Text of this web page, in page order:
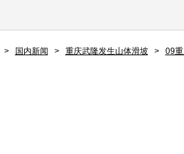
> 国内新闻 > 重庆武隆发生山体滑坡 > 09